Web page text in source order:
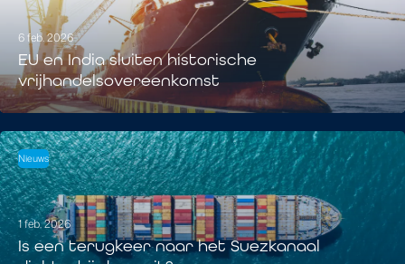
6 feb. 2026
EU en India sluiten historische
vrijhandelsovereenkomst
Nieuws
1 feb. 2026
Is een terugkeer naar het Suezkanaal